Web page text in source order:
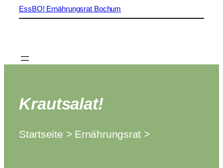
EssBO! Ernährungsrat Bochum
Krautsalat!
Startseite > Ernährungsrat >